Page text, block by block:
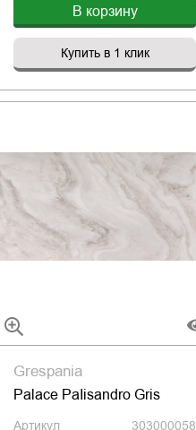
В корзину
Купить в 1 клик
Grespania
Palace PaIisandro Gris
Артикул
303000058